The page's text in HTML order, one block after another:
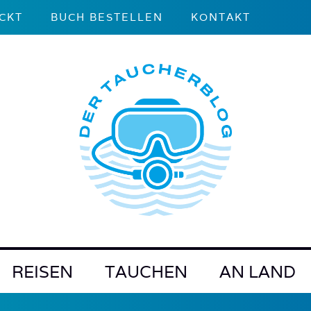
BUCH BESTELLEN KONTAKT
REISEN TAUCHEN AN LAND